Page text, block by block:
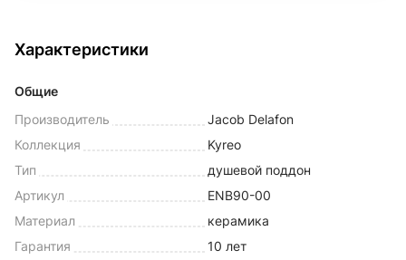
Характеристики
Общие
Производитель
Jacob Delafon
Коллекция
Kyreo
Тип
душевой поддон
Артикул
ENB90-00
Материал
керамика
Гарантия
10 лет